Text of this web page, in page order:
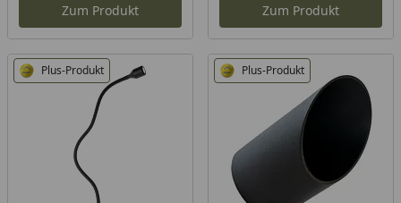
Zum Produkt Zum Produkt
Plus-Produkt Plus-Produkt